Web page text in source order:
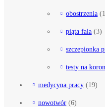
obostrzenia
piąta fala (3)
szczepionka
testy na
medycyna pracy (19)
nowotwór (6)